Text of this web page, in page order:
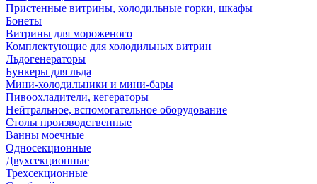
Пристенные витрины, холодильные горки, шкафы
Бонеты
Витрины для мороженого
Комплектующие для холодильных витрин
Льдогенераторы
Бункеры для льда
Мини-холодильники и мини-бары
Пивоохладители, кегераторы
Нейтральное, вспомогательное оборудование
Столы производственные
Ванны моечные
Односекционные
Двухсекционные
Трехсекционные